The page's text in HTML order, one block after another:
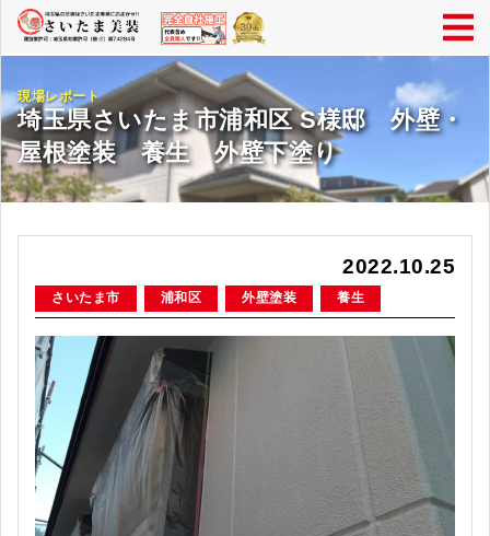
現場レポート
埼玉県さいたま市浦和区 S様邸 外壁・
屋根塗装 養生 外壁下塗り
2022.10.25
さいたま市 浦和区 外壁塗装 養生